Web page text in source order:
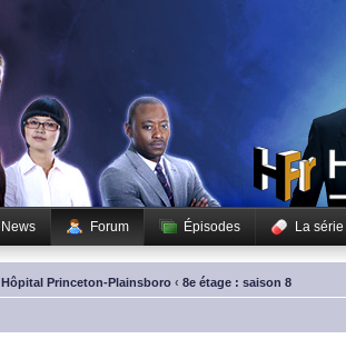
News Forum Épisodes La série
Hôpital Princeton-Plainsboro ‹ 8e étage : saison 8